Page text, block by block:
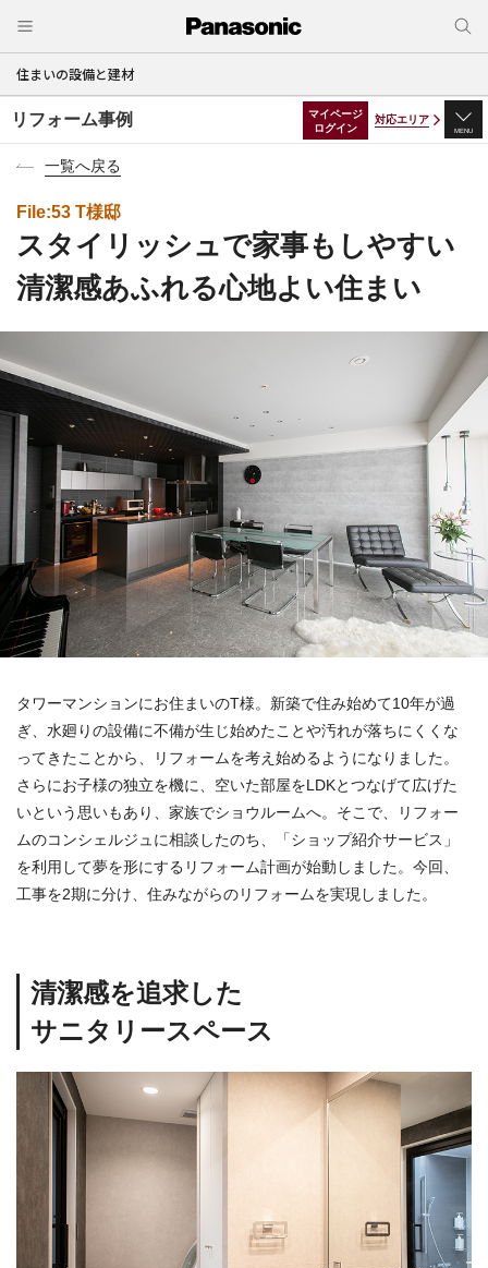
住まいの設備と建材
リフォーム事例
マイページ
ログイン
対応エリア
MENU
一覧へ戻る
File:53 T様邸
スタイリッシュで家事もしやすい
清潔感あふれる心地よい住まい
タワーマンションにお住まいのT様。新築で住み始めて10年が過
ぎ、水廻りの設備に不備が生じ始めたことや汚れが落ちにくくな
ってきたことから、リフォームを考え始めるようになりました。
さらにお子様の独立を機に、空いた部屋をLDKとつなげて広げた
いという思いもあり、家族でショウルームへ。そこで、リフォー
ムのコンシェルジュに相談したのち、「ショップ紹介サービス」
を利用して夢を形にするリフォーム計画が始動しました。今回、
工事を2期に分け、住みながらのリフォームを実現しました。
清潔感を追求した
サニタリースペース